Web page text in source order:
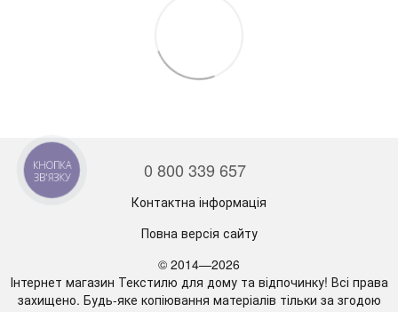
0 800 339 657
Контактна інформація
Повна версія сайту
© 2014—2026
Інтернет магазин Текстилю для дому та відпочинку! Всі права
захищено. Будь-яке копіювання матеріалів тільки за згодою
КНОПКА
ЗВ'ЯЗКУ